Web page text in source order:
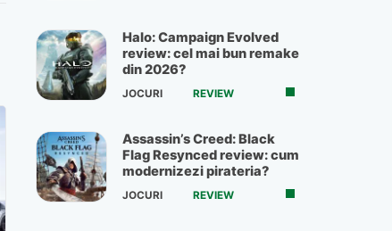
Halo: Campaign Evolved
review: cel mai bun remake
din 2026?
JOCURI REVIEW
Assassin’s Creed: Black
Flag Resynced review: cum
modernizezi pirateria?
JOCURI REVIEW